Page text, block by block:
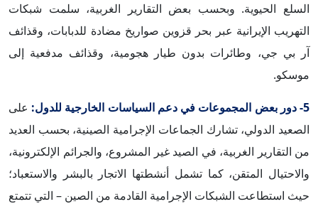
السلع الحيوية. وبحسب بعض التقارير الغربية، سلمت شبكات
التهريب الإيرانية عبر بحر قزوين صواريخ مضادة للدبابات، وقذائف
آر بي جي، وطائرات بدون طيار هجومية، وقذائف مدفعية إلى
موسكو.
5- دور بعض المجموعات في دعم السياسات الخارجية للدول:
على
الصعيد الدولي، تشارك الجماعات الإجرامية الصينية، بحسب العديد
من التقارير الغربية، في الصيد غير المشروع، والجرائم الإلكترونية،
والاحتيال المتقن، كما تشمل أنشطتها الاتجار بالبشر والاستعباد؛
حيث استطاعت الشبكات الإجرامية القادمة من الصين – التي تتمتع